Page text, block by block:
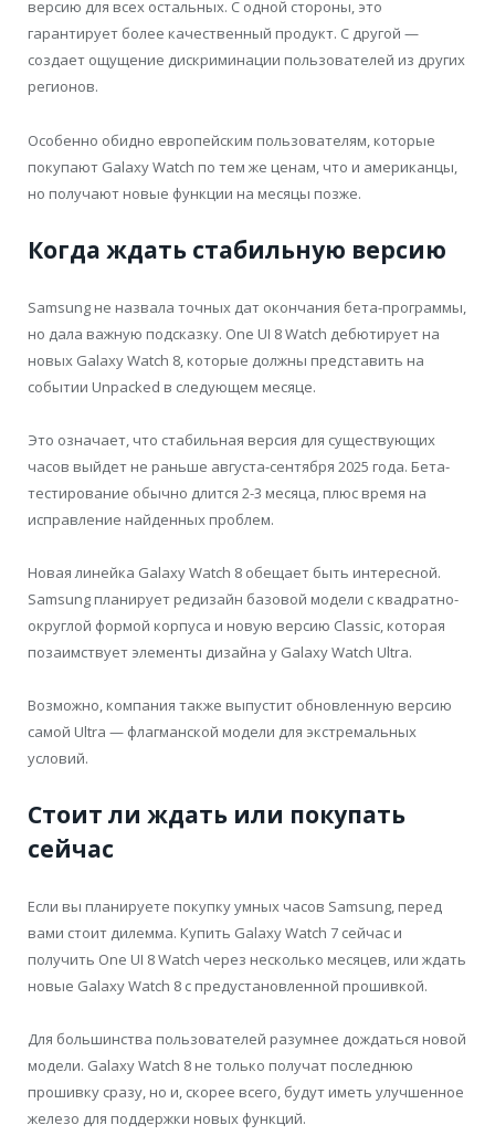
версию для всех остальных. С одной стороны, это
гарантирует более качественный продукт. С другой —
создает ощущение дискриминации пользователей из других
регионов.
Особенно обидно европейским пользователям, которые
покупают Galaxy Watch по тем же ценам, что и американцы,
но получают новые функции на месяцы позже.
Когда ждать стабильную версию
Samsung не назвала точных дат окончания бета-программы,
но дала важную подсказку. One UI 8 Watch дебютирует на
новых Galaxy Watch 8, которые должны представить на
событии Unpacked в следующем месяце.
Это означает, что стабильная версия для существующих
часов выйдет не раньше августа-сентября 2025 года. Бета-
тестирование обычно длится 2-3 месяца, плюс время на
исправление найденных проблем.
Новая линейка Galaxy Watch 8 обещает быть интересной.
Samsung планирует редизайн базовой модели с квадратно-
округлой формой корпуса и новую версию Classic, которая
позаимствует элементы дизайна у Galaxy Watch Ultra.
Возможно, компания также выпустит обновленную версию
самой Ultra — флагманской модели для экстремальных
условий.
Стоит ли ждать или покупать
сейчас
Если вы планируете покупку умных часов Samsung, перед
вами стоит дилемма. Купить Galaxy Watch 7 сейчас и
получить One UI 8 Watch через несколько месяцев, или ждать
новые Galaxy Watch 8 с предустановленной прошивкой.
Для большинства пользователей разумнее дождаться новой
модели. Galaxy Watch 8 не только получат последнюю
прошивку сразу, но и, скорее всего, будут иметь улучшенное
железо для поддержки новых функций.